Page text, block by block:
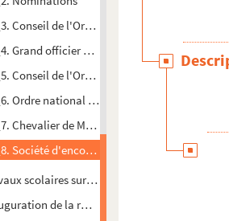
Conseil de l'Ordre des Arts et des Lettres
Grand officier de l'Ordre royal de l'Etoile
Conseil de l'Ordre des Palmes Académiques
Ordre national du Mérite
Chevalier de Mark Twain
Société d'encouragement au progrès
scolaires sur Chamson ou ses livres
de la rue André-Chamson à